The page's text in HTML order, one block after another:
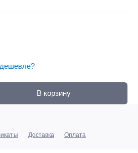
В корзину
Доставка Оплата